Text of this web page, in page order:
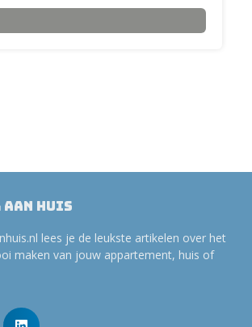
aan huis
lees je de leukste artikelen over het
maken van jouw appartement, huis of